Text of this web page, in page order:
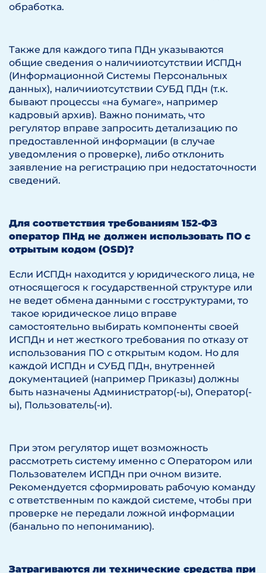
обработка.
Также для каждого типа ПДн указываются
общие сведения о наличииотсутствии ИСПДн
(Информационной Системы Персональных
данных), наличииотсутствии СУБД ПДн (т.к.
бывают процессы «на бумаге», например
кадровый архив). Важно понимать, что
регулятор вправе запросить детализацию по
предоставленной информации (в случае
уведомления о проверке), либо отклонить
заявление на регистрацию при недостаточности
сведений.
Для соответствия требованиям 152-ФЗ
оператор ПНд не должен использовать ПО с
отрытым кодом (OSD)?
Если ИСПДн находится у юридического лица, не
относящегося к государственной структуре или
не ведет обмена данными с госструктурами, то
такое юридическое лицо вправе
самостоятельно выбирать компоненты своей
ИСПДн и нет жесткого требования по отказу от
использования ПО с открытым кодом. Но для
каждой ИСПДн и СУБД ПДн, внутренней
документацией (например Приказы) должны
быть назначены Администратор(-ы), Оператор(-
ы), Пользователь(-и).
При этом регулятор ищет возможность
рассмотреть систему именно с Оператором или
Пользователем ИСПДн при очном визите.
Рекомендуется сформировать рабочую команду
с ответственным по каждой системе, чтобы при
проверке не передали ложной информации
(банально по непониманию).
Затрагиваются ли технические средства при